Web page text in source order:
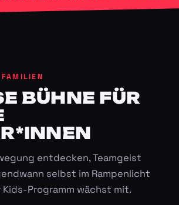
BÜHNE FÜR K
entdecken, Teamgeist
selbst im Rampenlicht
Programm wächst mit.